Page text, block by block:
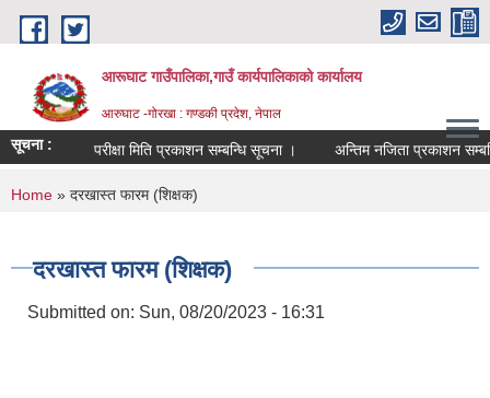
Skip to main content
आरूघाट गाउँपालिका,गाउँ कार्यपालिकाको कार्यालय
आरुघाट -गोरखा : गण्डकी प्रदेश, नेपाल
सूचना : परीक्षा मिति प्रकाशन सम्बन्धि सूचना । अन्तिम नजिता प्रकाशन सम्बन्धि
You are here
Home » दरखास्त फारम (शिक्षक)
दरखास्त फारम (शिक्षक)
Submitted on: Sun, 08/20/2023 - 16:31